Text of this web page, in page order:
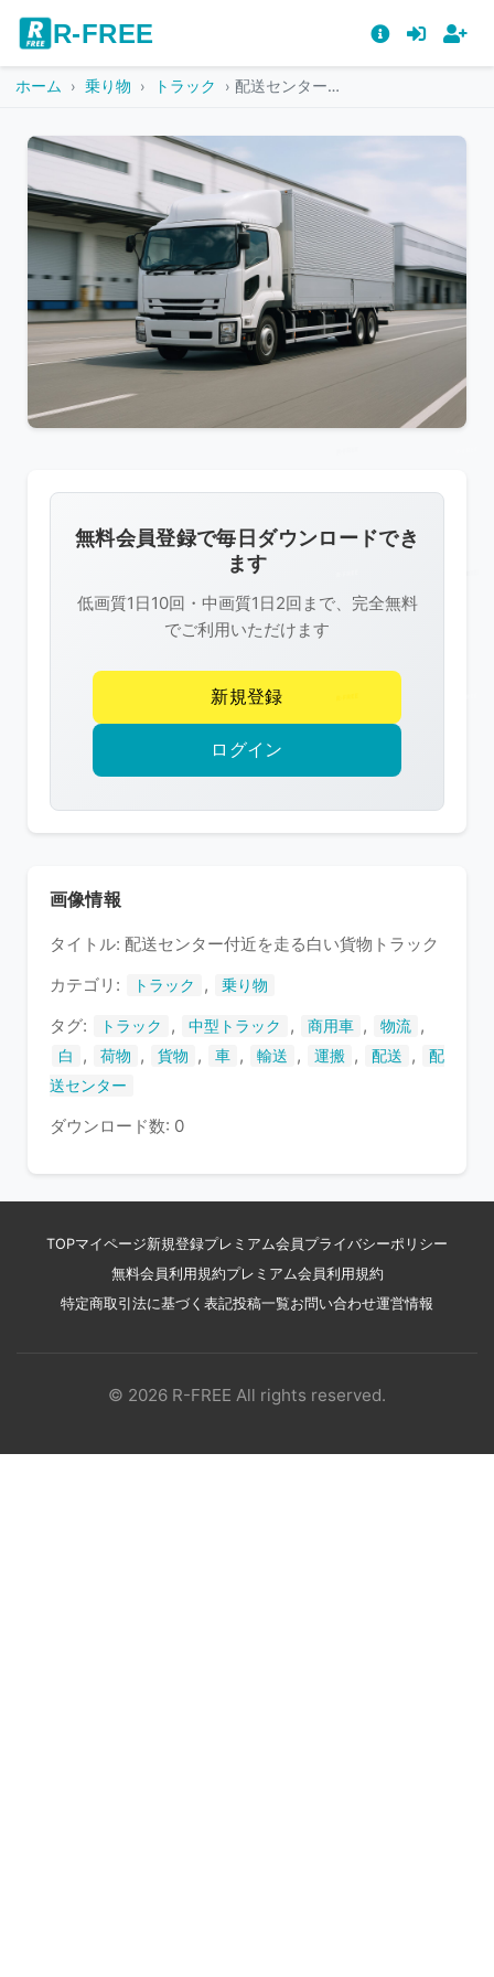
R-FREE
ホーム 乗り物 トラック 配送センター付近を走る白い貨物トラック
像
は
R-
FREE
作
権
護
い
ま
無料会員登録で毎日ダウンロードでき
ます
低画質1日10回・中画質1日2回まで、完全無料
でご利用いただけます
新規登録
ログイン
画像情報
タイトル: 配送センター付近を走る白い貨物トラック
カテゴリ:
トラック , 乗り物
タグ: トラック , 中型トラック , 商用車 , 物流 ,
白 , 荷物 , 貨物 , 車 , 輸送 , 運搬 , 配送 ,
配
送センター
ダウンロード数: 0
TOPマイページ新規登録プレミアム会員 プライバシーポリシー
無料会員利用規約プレミアム会員利用規約
特定商取引法に基づく表記投稿一覧お問い合わせ運営情報
© 2026 R-FREE All rights reserved.